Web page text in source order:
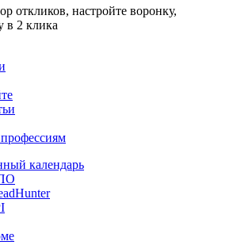
откликов, настройте воронку,
в 2 клика
календарь